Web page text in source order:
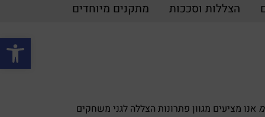
פתח
הצללות וסככות מתקנים מיוחדים
אנו מציעים מגוון פתרונות הצללה לגני משחקים